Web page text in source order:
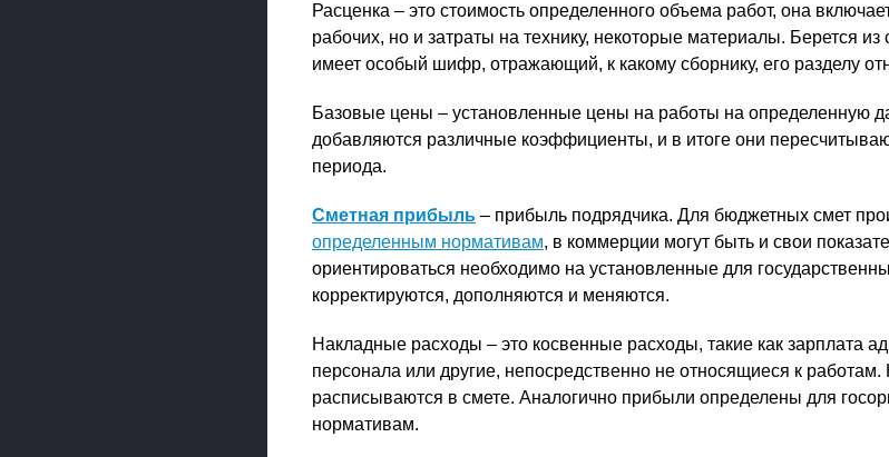
Расценка – это стоимость определенного объема работ, она
рабочих, но и затраты на технику, некоторые материалы. Берется
имеет особый шифр, отражающий, к какому сборнику, его разделу
Базовые цены – установленные цены на работы на определенную
добавляются различные коэффициенты, и в итоге они
периода.
Сметная прибыль – прибыль подрядчика. Для бюджетных смет
определенным нормативам, в коммерции могут быть и свои
ориентироваться необходимо на установленные для
корректируются, дополняются и меняются.
Накладные расходы – это косвенные расходы, такие как зарплата
персонала или другие, непосредственно не относящиеся к работам.
расписываются в смете. Аналогично прибыли определены для
нормативам.